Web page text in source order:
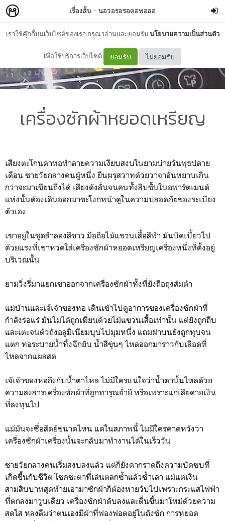
เราใช้คุ๊กกี้บนเว็บไซต์ของเรา กรุณาอ่านและยอมรับนโยบายความเป็นส่วนตัว
เพื่อใช้บริการเว็บไซต์ ยอมรับ ไม่ยอมรับ
เรื่องสั้น – นอวอรอรอตอพอลอ
เครื่องซักผ้าหยอดเหรียญ
เสียงตะโกนด่าทอทำลายความเงียบสงบในยามบ่ายวันพุธปลาย
เดือน ชายวัยกลางคนผู้หนึ่ง ยืนผรุสวาทด้วยวาจาอันหยาบเกิน
กว่าจะมาเขียนถึงได้ เสียงดังลั่นจนคนทั้งสิบชั้นในอพาร์ตเมนต์
แห่งนั้นต้องเดินออกมาชะโงกหน้าดูในความปลอดภัยของระเบียง
ตัวเอง
เขาอยู่ในชุดลำลองสีขาว มือถือไม้แขวนเสื้อสีฟ้า มันบิดเบี้ยวไป
ด้วยแรงที่เขาหวดใส่เครื่องซักผ้าหยอดเหรียญเครื่องหนึ่งที่ตั้งอยู่
บริเวณนั้น
ยามวิ่งรี่มาแยกเขาออกจากเครื่องซักผ้าทั้งที่ยังถือถุงส้มตำ
แม่บ้านและเจ๊เจ้าของหอ เดินเข้าไปดูอาการของเครื่องซักผ้าที่
กำลังร่อแร่ มันไม่ได้ถูกเฆี่ยนด้วยไม้แขวนเสื้อเท่านั้น แต่ยังถูกถีบ
และเตะจนตัวถังอลูมิเนียมบุบไปมุมหนึ่ง แถมฝาบนยังถูกทุบจน
แตก ท่อระบายน้ำทิ้งฉีกยับ น้ำสีขุ่นๆ ไหลออกมาราวกับเลือดที่
ไหลจากแผลสด
เจ๊เจ้าของหอถึงกับน้ำตาไหล ไม่มีใครแน่ใจว่าน้ำตานั้นไหลด้วย
ความสงสารเครื่องซักผ้าที่ถูกทารุณย่ำยี หรือเพราะแกเสียดายเงิน
ที่ลงทุนไป
แม้มันจะซื่อสัตย์ขนาดไหน แต่ในสภาพนี้ ไม่มีใครคาดหวังว่า
เครื่องซักผ้าเครื่องนั้นจะกลับมาทำงานได้ในเร็ววัน
ชายวัยกลางคนเริ่มสงบลงแล้ว แต่ก็ยังด่ากราดถึงความบัดซบที่
เกิดขึ้นกับชีวิต โชคชะตาที่เล่นตลกซ้ำแล้วซ้ำเล่า แม้แต่เงิน
สามสิบบาทสุดท้ายเอามาซักผ้าก็ต้องหายวับไปเพราะกระแสไฟฟ้า
ที่ตกลงมาวูบเดียว เครื่องซักผ้าดับลงและตื่นขึ้นมาใหม่ด้วยความ
สดใส หลงลืมว่าตนเองมีผ้าที่ฟองฟอดอยู่ในถังซัก การหยอด